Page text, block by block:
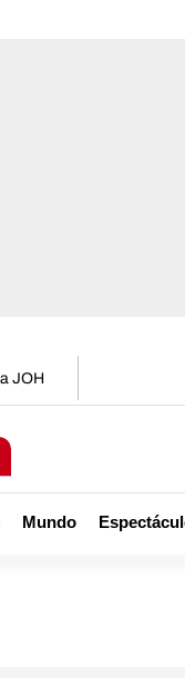
JOH
Mundo